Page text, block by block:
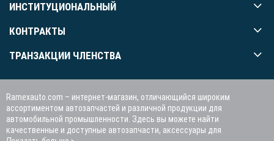
ИНСТИТУЦИОНАЛЬНЫЙ
КОНТРАКТЫ
ТРАНЗАКЦИИ ЧЛЕНСТВА
Ramexauto.com – интернет-магазин, отличающийся широким
ассортиментом автозапчастей и различной продукции для
автомобильной промышленности. Здесь вы можете найти
качественные и доступные автозапчасти, аксессуары для